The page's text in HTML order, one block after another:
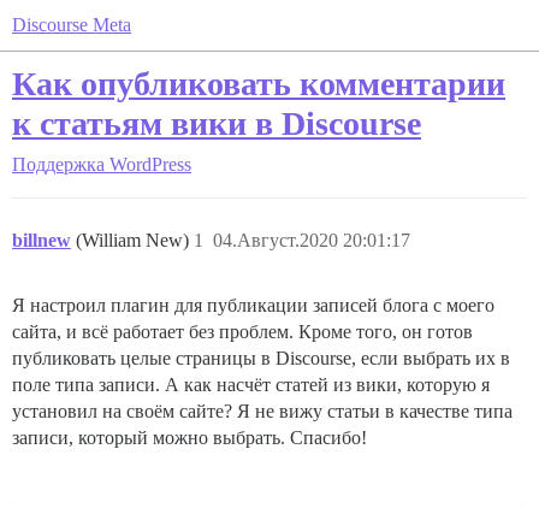
Discourse Meta
Как опубликовать комментарии
к статьям вики в Discourse
Поддержка WordPress
billnew (William New) 04.Август.2020 20:01:17
1
Я настроил плагин для публикации записей блога с моего
сайта, и всё работает без проблем. Кроме того, он готов
публиковать целые страницы в Discourse, если выбрать их в
поле типа записи. А как насчёт статей из вики, которую я
установил на своём сайте? Я не вижу статьи в качестве типа
записи, который можно выбрать. Спасибо!